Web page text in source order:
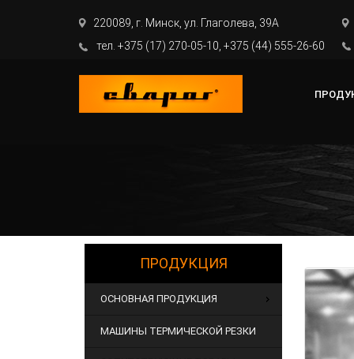
220089, г. Минск, ул. Глаголева, 39А
тел. +375 (17) 270-05-10, +375 (44) 555-26-60
ПРОДУКЦИЯ
ОСНОВНАЯ ПРОДУКЦИЯ
МАШИНЫ ТЕРМИЧЕСКОЙ РЕЗКИ